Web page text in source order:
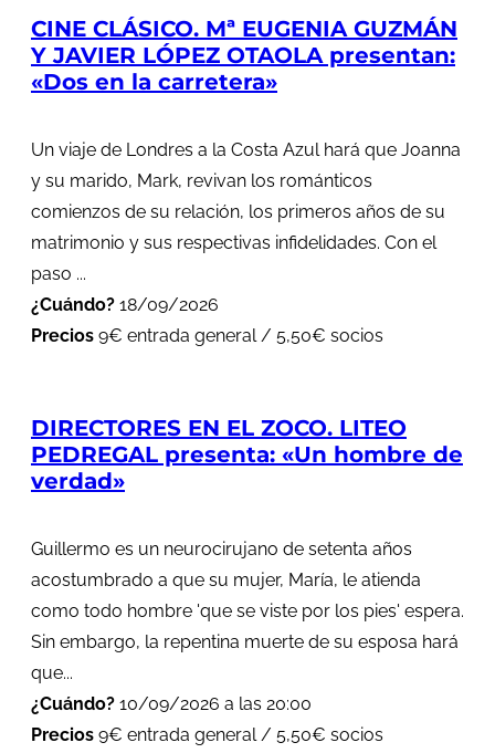
CINE CLÁSICO. Mª EUGENIA GUZMÁN
Y JAVIER LÓPEZ OTAOLA presentan:
«Dos en la carretera»
Un viaje de Londres a la Costa Azul hará que Joanna
y su marido, Mark, revivan los románticos
comienzos de su relación, los primeros años de su
matrimonio y sus respectivas infidelidades. Con el
paso ...
¿Cuándo? 18/09/2026
Precios 9€ entrada general / 5,50€ socios
DIRECTORES EN EL ZOCO. LITEO
PEDREGAL presenta: «Un hombre de
verdad»
Guillermo es un neurocirujano de setenta años
acostumbrado a que su mujer, María, le atienda
como todo hombre 'que se viste por los pies' espera.
Sin embargo, la repentina muerte de su esposa hará
que...
¿Cuándo? 10/09/2026 a las 20:00
Precios 9€ entrada general / 5,50€ socios